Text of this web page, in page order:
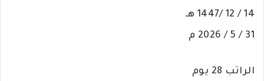
إ
14 / 12 /1447 هـ
31 / 5 / 2026 م
الراتب 28 يوم